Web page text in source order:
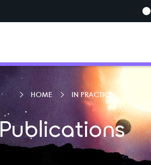
HOME IN PRACTICE
Publications